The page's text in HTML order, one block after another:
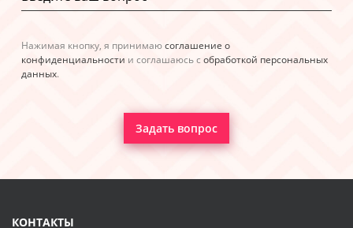
Нажимая кнопку, я принимаюсоглашение о
конфиденциальности и соглашаюсь с обработкой персональных
данных.
Задать вопрос
КОНТАКТЫ